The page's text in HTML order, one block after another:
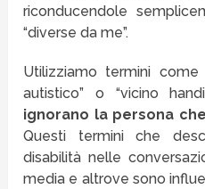
riconducendole
“diverse da me”.
Utilizziamo termini come
autistico” o “vicino
ignorano la persona
Questi termini che
disabilità nelle
media e altrove sono